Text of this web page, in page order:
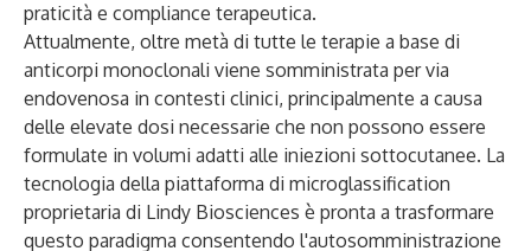
praticità e compliance terapeutica.
Attualmente, oltre metà di tutte le terapie a base di
anticorpi monoclonali viene somministrata per via
endovenosa in contesti clinici, principalmente a causa
delle elevate dosi necessarie che non possono essere
formulate in volumi adatti alle iniezioni sottocutanee. La
tecnologia della piattaforma di microglassification
proprietaria di Lindy Biosciences è pronta a trasformare
questo paradigma consentendo l'autosomministrazione